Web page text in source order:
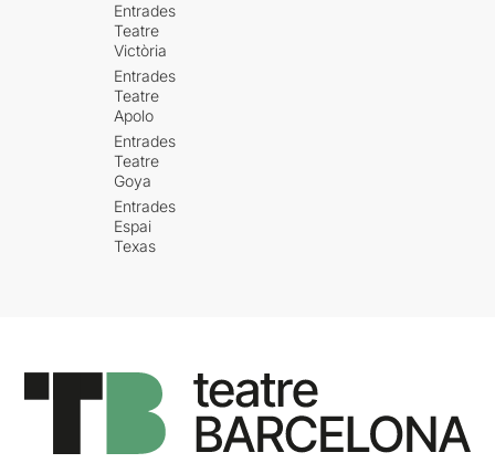
Entrades
Teatre
Victòria
Entrades
Teatre
Apolo
Entrades
Teatre
Goya
Entrades
Espai
Texas